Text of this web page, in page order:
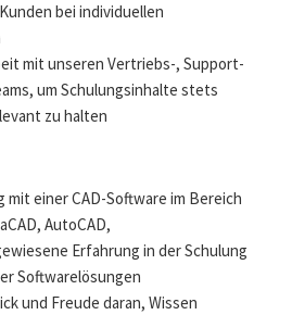
bei individuellen
mit unseren Vertriebs-, Support-
um Schulungsinhalte stets
zu halten
einer CAD-Software im Bereich
AutoCAD,
Erfahrung in der Schulung
Softwarelösungen
und Freude daran, Wissen